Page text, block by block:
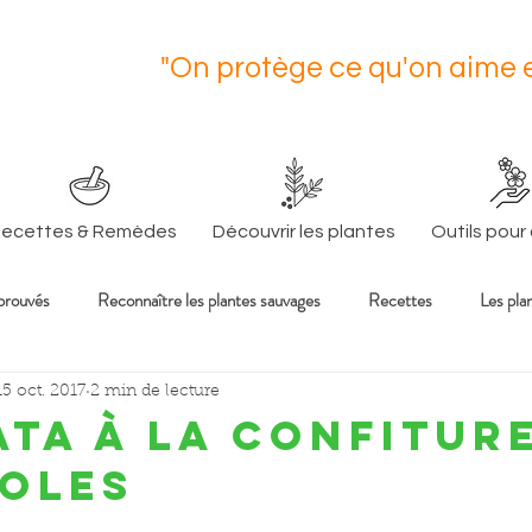
& Remèdes Découvrir les plantes Outils pour
"On protège ce qu'on aime
J.
Reconnaître les plantes sauvages Recettes Les
sur la santé et l'al
à la confiture
oct. 2017 2 min de lecture